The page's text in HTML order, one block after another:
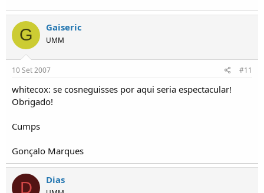
G Gaiseric
UMM
10 Set 2007 #11
whitecox: se cosneguisses por aqui seria espectacular!
Obrigado!
Cumps
Gonçalo Marques
D Dias